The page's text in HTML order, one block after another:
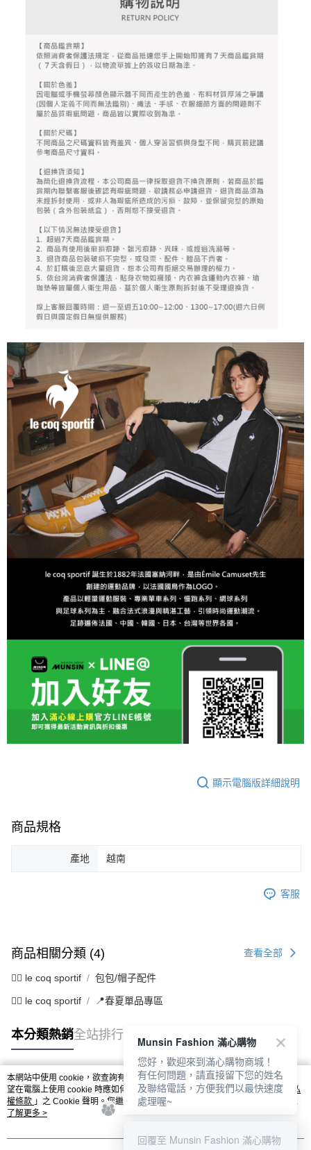
顯示電腦版詳細說明
商品規格
產地 越南
客服
商品相關分類 (4) 查看全部
🚴‍♂️ le coq sportif 包包/帽子配件
🚴‍♂️ le coq sportif 📍春夏單品專區
本分類熱銷全站排行
熱門標籤
本網站中使用 cookie，欲查詢有關本網站使用 cookie 方式之詳情，及若您不希
望在電腦上使用 cookie 時應如何變更電腦的 cookie 設定，請參閱本網站「
隱私
權條款 」之 Cookie 聲明。您繼續使用本網站即表示您同意本公司得按本網站使
用條款之 Cookie 聲明使用 cookie。
了解更多 >
Munsin Fashion 滿心購物
您好，歡迎來到滿心購物商城！
有任何問題，請直接留下您的姓名
及聯絡電話，方便我們以最快速度
處理喔~
回覆至 Munsin Fashion 滿心購物